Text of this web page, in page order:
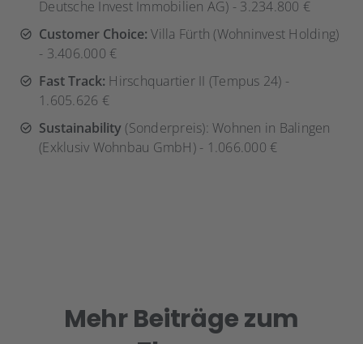
Deutsche Invest Immobilien AG) - 3.234.800 €
Customer Choice: Villa Fürth (Wohninvest Holding)
- 3.406.000 €
Fast Track: Hirschquartier II (Tempus 24) -
1.605.626 €
Sustainability (Sonderpreis): Wohnen in Balingen
(Exklusiv Wohnbau GmbH) - 1.066.000 €
Mehr Beiträge zum